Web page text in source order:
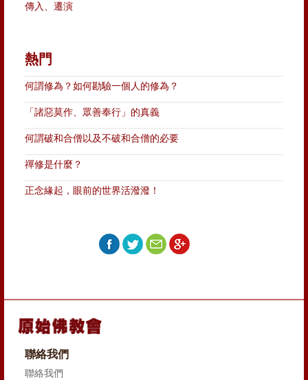
傳入、遷演
熱門
何謂修為？如何勘驗一個人的修為？
「諸惡莫作、眾善奉行」的真義
何謂破和合僧以及不破和合僧的必要
禪修是什麼？
正念緣起，眼前的世界活潑潑！
聯絡我們
聯絡我們